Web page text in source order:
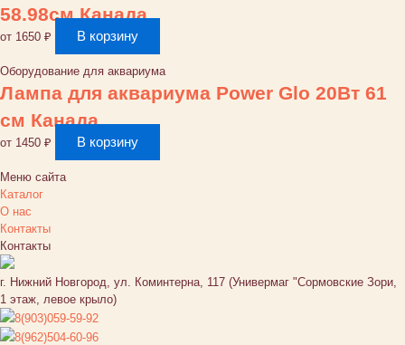
58.98см Канада
от 1650 ₽ В корзину
Оборудование для аквариума
Лампа для аквариума Power Glo 20Вт 61
см Канада
от 1450 ₽ В корзину
Меню сайта
Каталог
О нас
Контакты
Контакты
г. Нижний Новгород, ул. Коминтерна, 117 (Универмаг "Сормовские Зори,
1 этаж, левое крыло)
8(903)059-59-92
8(962)504-60-96